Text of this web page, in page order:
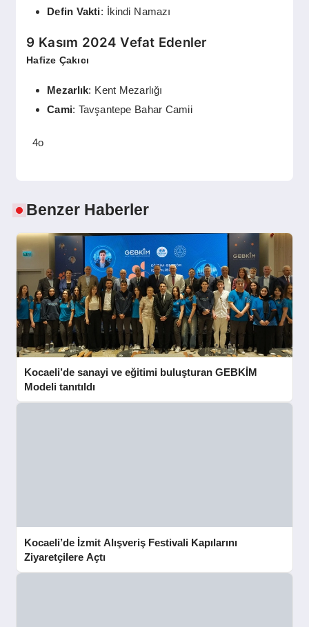
Defin Vakti: İkindi Namazı
9 Kasım 2024 Vefat Edenler
Hafize Çakıcı
Mezarlık: Kent Mezarlığı
Cami: Tavşantepe Bahar Camii
4o
Benzer Haberler
Kocaeli’de sanayi ve eğitimi buluşturan GEBKİM
Modeli tanıtıldı
Kocaeli’de İzmit Alışveriş Festivali Kapılarını
Ziyaretçilere Açtı